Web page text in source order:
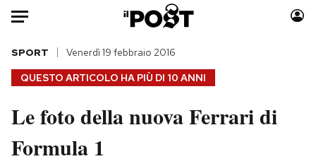
Auto
HOME
Italia
Politica
Moda
QUESTO ARTICOLO HA PIÙ DI 10 ANNI
SPORT Venerdì 19 febbraio 2016
Le foto della nuova Ferrari di
Formula 1